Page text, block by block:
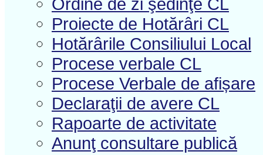
Proiecte de Hotărâri CL
Hotărârile Consiliului Local
Procese verbale CL
Procese Verbale de afișare
Declaraţii de avere CL
Rapoarte de activitate
Anunţ consultare publică